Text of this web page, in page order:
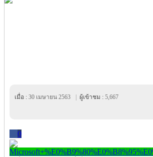
เมื่อ : 30 เมษายน 2563 ผู้เข้าชม : 5,667
0